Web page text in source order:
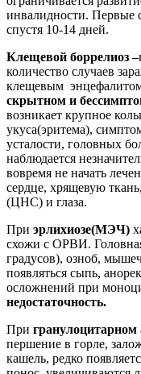
инвалидности. Первые
спустя 10-14 дней.
Клещевой боррелиоз –
количество случаев
клещевым
скрытном и
возникает крупное
укуса(эритема),
усталости, головных
наблюдается
вовремя не начать
сердце, хрящевую
(ЦНС) и глаза.
При эрлихиозе(МЭЧ)
схожи с ОРВИ.
градусов), озноб,
появляться сыпь,
осложнений при
недостаточность.
При гранулоцитарном
першение в горле,
кашель, редко